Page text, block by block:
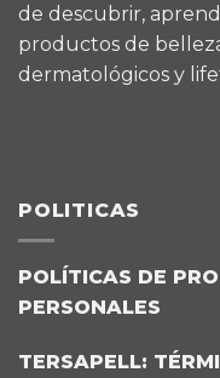
de descubrir,
productos de
dermatológicos y
POLITICAS
POLÍTICAS DE
PERSONALES
TERSAPELL: